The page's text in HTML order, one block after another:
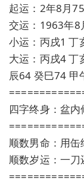
起运：2年8月
交运：1963年8
小运：丙戌1 丁
大运：丙戌4 丁
辰64 癸巳74 甲
四字终身：盆内
顺数男命：用
顺数岁运：一